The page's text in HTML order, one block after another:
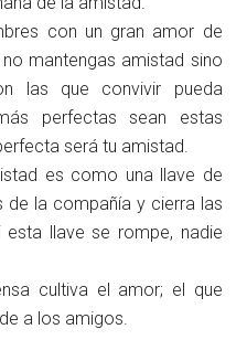
con un gran amor de
mantengas amistad sino
las que convivir pueda
perfectas sean estas
será tu amistad.
es como una llave de
de la compañía y cierra las
llave se rompe, nadie
cultiva el amor; el que
a los amigos.